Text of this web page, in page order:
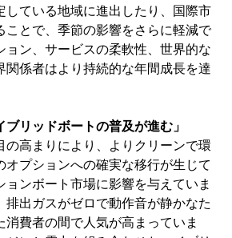
している地域に進出したり、国際市
ことで、季節の影響をさらに軽減で
ョン、サービスの柔軟性、世界的な
関係者はより持続的な年間成長を達
ブリッドボートの普及が進む」
の高まりにより、よりクリーンで環
オプションへの確実な移行が生じて
ョンボート市場に影響を与えていま
排出ガスがゼロで動作音が静かなた
消費者の間で人気が高まっていま